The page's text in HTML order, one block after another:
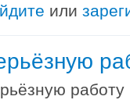
или